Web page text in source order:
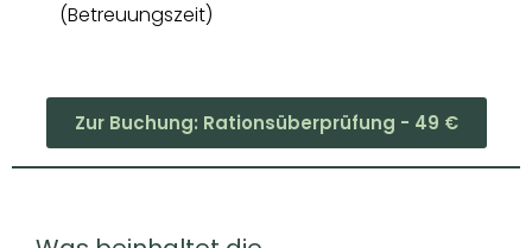
(Betreuungszeit)
Zur Buchung: Rationsüberprüfung - 49 €